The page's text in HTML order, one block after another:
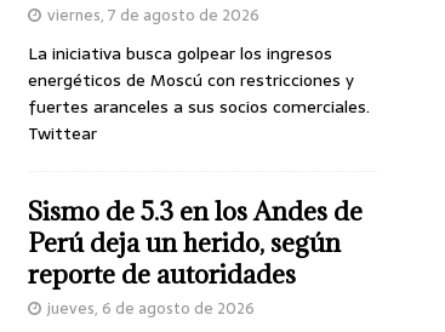
viernes, 7 de agosto de 2026
La iniciativa busca golpear los ingresos
energéticos de Moscú con restricciones y
fuertes aranceles a sus socios comerciales.
Twittear
Sismo de 5.3 en los Andes de
Perú deja un herido, según
reporte de autoridades
jueves, 6 de agosto de 2026